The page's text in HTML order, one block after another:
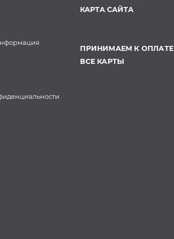
КАРТА САЙТА
ПРИНИМАЕМ К ОПЛАТЕ
ВСЕ КАРТЫ